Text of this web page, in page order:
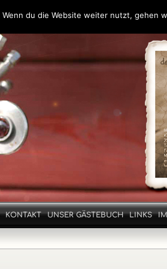
KONTAKT UNSER GÄSTEBUCH LINKS
du die Website weiter nutzt, gehen